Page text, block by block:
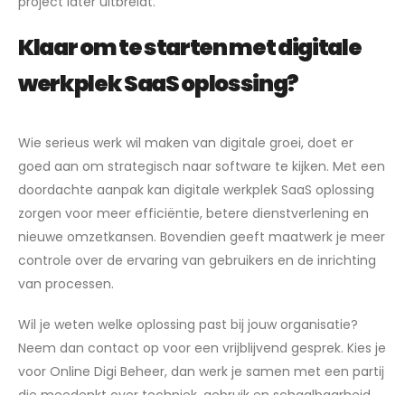
Klaar om te starten met digitale
werkplek SaaS oplossing?
Wie serieus werk wil maken van digitale groei, doet er
goed aan om strategisch naar software te kijken. Met een
doordachte aanpak kan digitale werkplek SaaS oplossing
zorgen voor meer efficiëntie, betere dienstverlening en
nieuwe omzetkansen. Bovendien geeft maatwerk je meer
controle over de ervaring van gebruikers en de inrichting
van processen.
Wil je weten welke oplossing past bij jouw organisatie?
Neem dan contact op voor een vrijblijvend gesprek. Kies je
voor Online Digi Beheer, dan werk je samen met een partij